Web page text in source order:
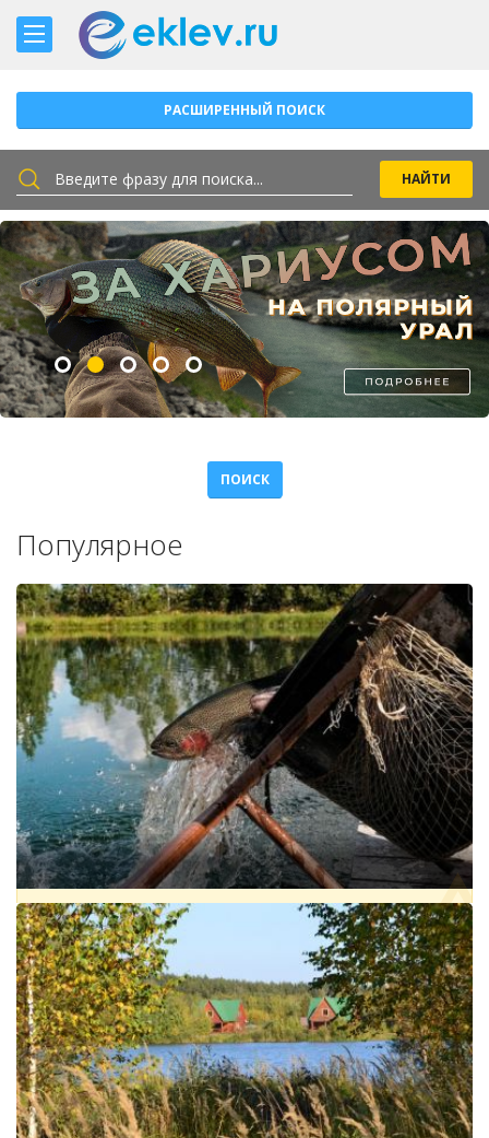
РАСШИРЕННЫЙ ПОИСК
ПОИСК
Популярное
РЫБНЫЕ ПРУДЫ
РЕГИОН: РОССИЯ, СЕВЕРО-ЗАПАДНЫЙ ФО, ЛЕНИНГРАДСКАЯ
ОБЛАСТЬ
ПРОЖИВАНИЕ: ЕСТЬ
РЫБА: КАРП-САЗАН,ЛИНЬ,ОСЕТР,СИГ,ФОРЕЛЬ РАДУЖНАЯ